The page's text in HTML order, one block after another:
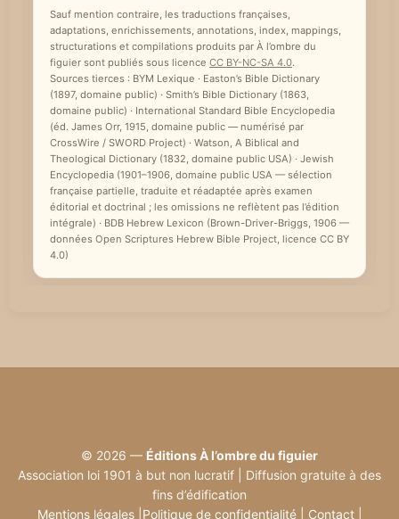
Sauf mention contraire, les traductions françaises,
adaptations, enrichissements, annotations, index, mappings,
structurations et compilations produits par À l’ombre du
figuier sont publiés sous licence CC BY-NC-SA 4.0.
Sources tierces : BYM Lexique · Easton’s Bible Dictionary
(1897, domaine public) · Smith’s Bible Dictionary (1863,
domaine public) · International Standard Bible Encyclopedia
(éd. James Orr, 1915, domaine public — numérisé par
CrossWire / SWORD Project) · Watson, A Biblical and
Theological Dictionary (1832, domaine public USA) · Jewish
Encyclopedia (1901–1906, domaine public USA — sélection
française partielle, traduite et réadaptée après examen
éditorial et doctrinal ; les omissions ne reflètent pas l’édition
intégrale) · BDB Hebrew Lexicon (Brown-Driver-Briggs, 1906 —
données Open Scriptures Hebrew Bible Project, licence CC BY
4.0)
© 2026 — Éditions À l’ombre du figuier
Association loi 1901 à but non lucratif | Diffusion gratuite à des
fins d’édification
Mentions légales| Politique de confidentialité| Contact|